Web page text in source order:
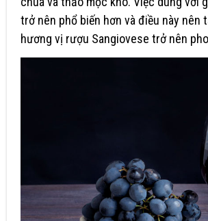
trở nên phổ biến hơn và điều này nên
hương vị rượu Sangiovese trở nên